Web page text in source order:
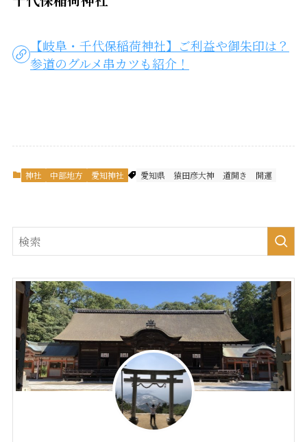
【岐阜・千代保稲荷神社】ご利益や御朱印は？
参道のグルメ串カツも紹介！
神社 中部地方 愛知神社 愛知県 猿田彦大神 道開き 開運